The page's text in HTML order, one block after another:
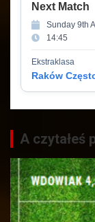
Next Match
Sunday 9th
14:45
Ekstraklasa
Raków
A czytałeś